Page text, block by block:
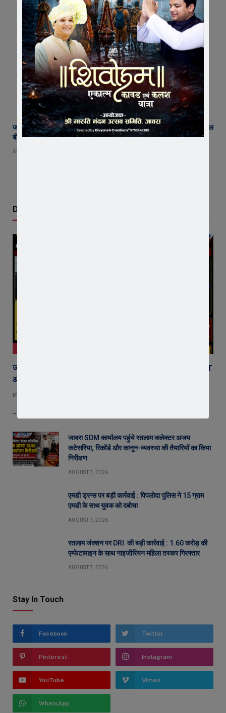
जावरा में किसानों और कांग्रेस का जंगी प्रदर्शन, राजस्व विभाग में भ्रष्टाचार और फसल
बीमा पर जताया आक्रोश
AUGUST 6, 2026
Don't Miss
जावरा
जावरा की माइलस्टोन अकैडमी का शानदार प्रदर्शन, 2 छात्र NEET
और 2 छात्र JEE में चयनित
BY
– NEET में प्रिंस चंद्रावत और जयदीप प्रजापति, JEE में दीपू केवट व युग जोशी…
जावरा SDM कार्यालय पहुंचे रतलाम कलेक्टर अजय
कटेसरिया, रिकॉर्ड और कानून-व्यवस्था की तैयारियों का किया
निरीक्षण
AUGUST 7, 2026
एमडी ड्रग्स पर बड़ी कार्रवाई : पिपलोदा पुलिस ने 15 ग्राम
एमडी के साथ युवक को दबोचा
AUGUST 7, 2026
रतलाम जंक्शन पर DRI की बड़ी कार्रवाई : 1.60 करोड़ की
एम्फेटामाइन के साथ नाइजीरियन महिला तस्कर गिरफ्तार
AUGUST 7, 2026
Stay In Touch
Facebook Twitter
Pinterest Instagram
YouTube Vimeo
WhatsApp